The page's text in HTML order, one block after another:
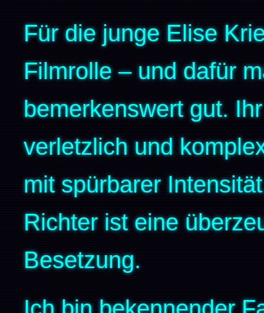
Für die junge Elise
Filmrolle – und dafür
bemerkenswert gut.
verletzlich und
mit spürbarer
Richter ist eine
Besetzung.